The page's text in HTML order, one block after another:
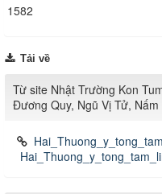
1582
Tải về
Từ site Nhật Trường Kon
Đương Quy, Ngũ Vị Tử, Nấm